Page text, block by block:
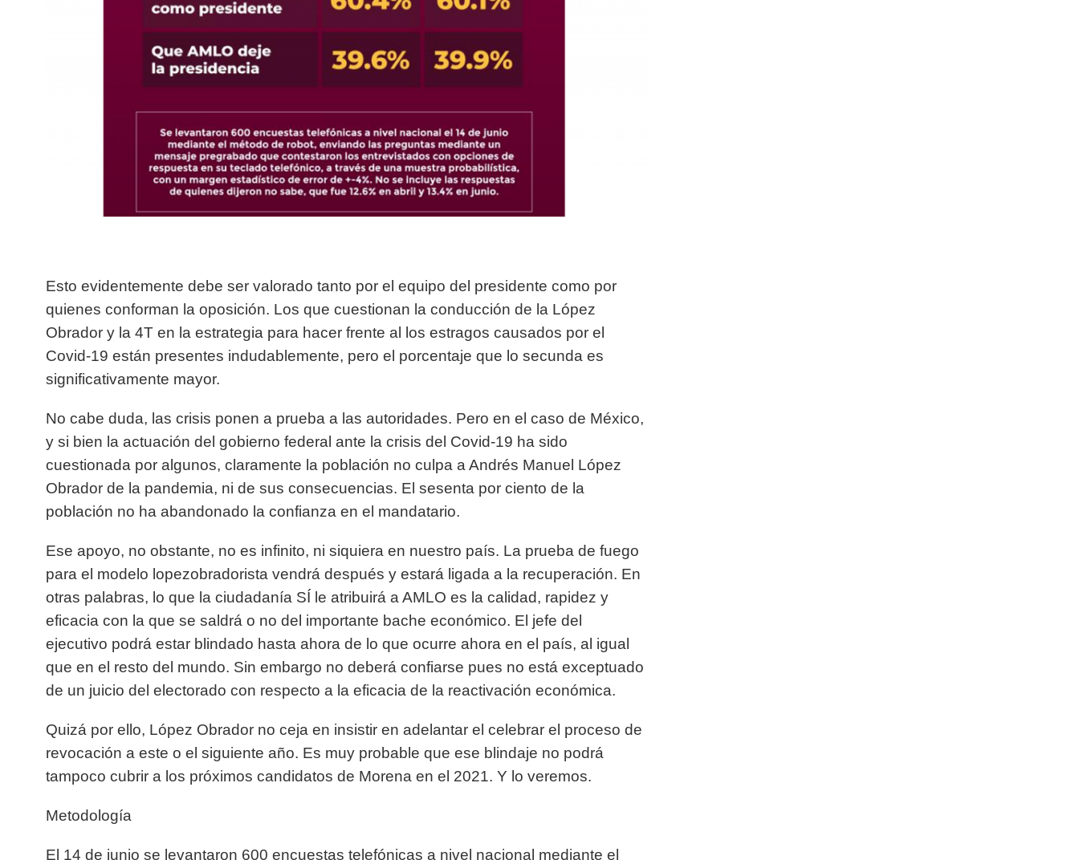
Esto evidentemente debe ser valorado tanto por el equipo del presidente como por
quienes conforman la oposición. Los que cuestionan la conducción de la López
Obrador y la 4T en la estrategia para hacer frente al los estragos causados por el
Covid-19 están presentes indudablemente, pero el porcentaje que lo secunda es
significativamente mayor.
No cabe duda, las crisis ponen a prueba a las autoridades. Pero en el caso de México,
y si bien la actuación del gobierno federal ante la crisis del Covid-19 ha sido
cuestionada por algunos, claramente la población no culpa a Andrés Manuel López
Obrador de la pandemia, ni de sus consecuencias. El sesenta por ciento de la
población no ha abandonado la confianza en el mandatario.
Ese apoyo, no obstante, no es infinito, ni siquiera en nuestro país. La prueba de fuego
para el modelo lopezobradorista vendrá después y estará ligada a la recuperación. En
otras palabras, lo que la ciudadanía SÍ le atribuirá a AMLO es la calidad, rapidez y
eficacia con la que se saldrá o no del importante bache económico. El jefe del
ejecutivo podrá estar blindado hasta ahora de lo que ocurre ahora en el país, al igual
que en el resto del mundo. Sin embargo no deberá confiarse pues no está exceptuado
de un juicio del electorado con respecto a la eficacia de la reactivación económica.
Quizá por ello, López Obrador no ceja en insistir en adelantar el celebrar el proceso de
revocación a este o el siguiente año. Es muy probable que ese blindaje no podrá
tampoco cubrir a los próximos candidatos de Morena en el 2021. Y lo veremos.
Metodología
El 14 de junio se levantaron 600 encuestas telefónicas a nivel nacional mediante el